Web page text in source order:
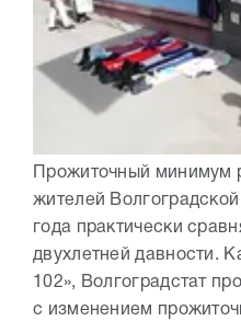
Прожиточный минимум
жителей
года практически
двухлетней давности.
102», Волгоградстат
с изменением